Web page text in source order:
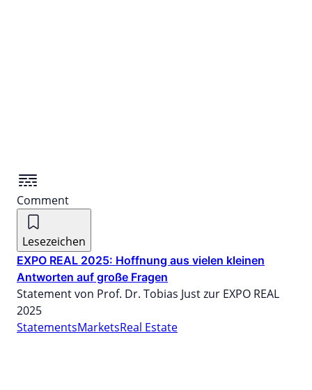
Comment
Lesezeichen
EXPO REAL 2025: Hoffnung aus vielen kleinen
Antworten auf große Fragen
Statement von Prof. Dr. Tobias Just zur EXPO REAL
2025
StatementsMarketsReal Estate